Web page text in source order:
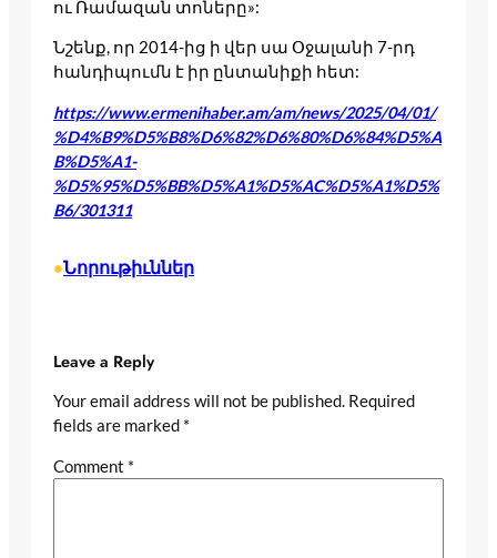
ու Ռամազան տոները»:
Նշենք, որ 2014-ից ի վեր սա Օջալանի 7-րդ
հանդիպումն է իր ընտանիքի հետ:
https://www.ermenihaber.am/am/news/2025/04/01/
%D4%B9%D5%B8%D6%82%D6%80%D6%84%D5%A
B%D5%A1-
%D5%95%D5%BB%D5%A1%D5%AC%D5%A1%D5%
B6/301311
•Նորութիւններ
Leave a Reply
Your email address will not be published. Required
fields are marked *
Comment *